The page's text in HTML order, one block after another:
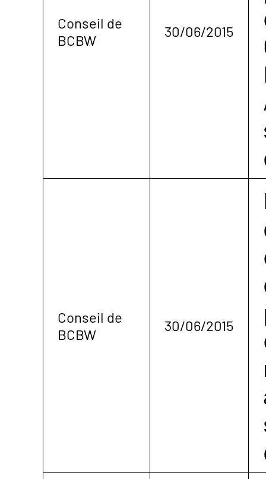
Conseil de
BCBW
30/06/2015
Conseil de
BCBW
30/06/2015